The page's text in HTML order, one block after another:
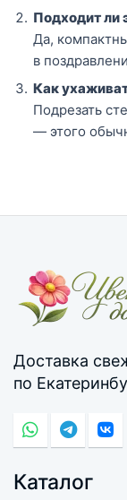
Подходит ли
Да,
в
Как
Подрезать
— этого
Доставка
по
Каталог